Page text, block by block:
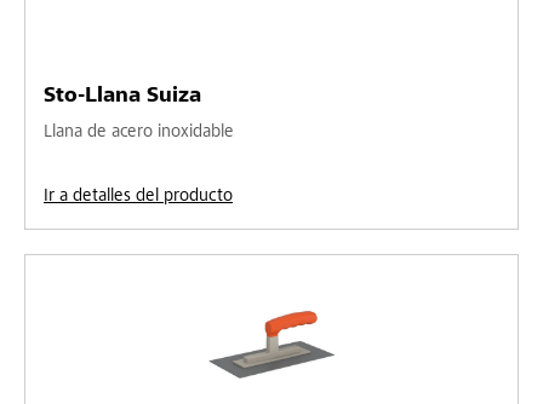
Sto-Llana Suiza
Llana de acero inoxidable
Ir a detalles del producto